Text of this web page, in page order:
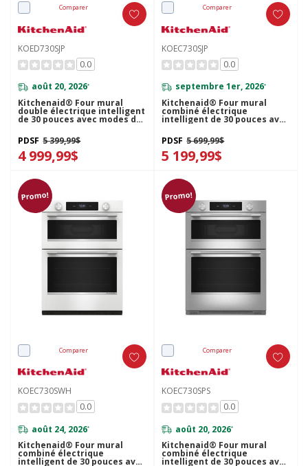
Comparer
KOED730SJP
0.0
août 20, 2026*
Kitchenaid® Four mural
double électrique intelligent
de 30 pouces avec modes de
cuisson assistée - Genévrier
KOED730SJP
PDSF 5 399,99$
4 999,99$
Comparer
KOEC730SJP
0.0
septembre 1er, 2026*
Kitchenaid® Four mural
combiné électrique
intelligent de 30 pouces avec
modes de cuisson assistée -
Genévrier KOEC730SJP
PDSF 5 699,99$
5 199,99$
Promo!
Comparer
KOEC730SWH
0.0
août 24, 2026*
Kitchenaid® Four mural
combiné électrique
intelligent de 30 pouces avec
Promo!
Comparer
KOEC730SPS
0.0
août 20, 2026*
Kitchenaid® Four mural
combiné électrique
intelligent de 30 pouces avec